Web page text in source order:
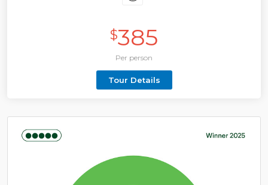
crucero Nilo. Nuestros cruceros incluyen todos los
servicios básicos para un crucero tranquilo cómodo,
los cruceros por El Nilo son privados, guía en
hispana, vehículos modernos, las entradas. Vive la
magia de los faraones a bordo del barco de crucero
$385
Per person
Tour Details